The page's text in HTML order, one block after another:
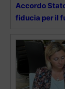
Accordo
fiducia per il